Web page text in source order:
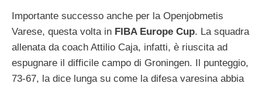
Importante successo anche per la Openjobmetis
Varese, questa volta in FIBA Europe Cup. La squadra
allenata da coach Attilio Caja, infatti, è riuscita ad
espugnare il difficile campo di Groningen. Il punteggio,
73-67, la dice lunga su come la difesa varesina abbia